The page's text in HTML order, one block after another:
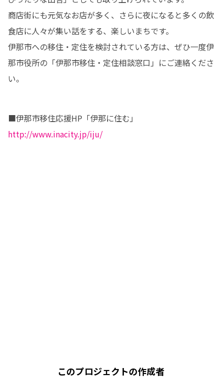
商店街にも元気なお店が多く、さらに夜になると多くの飲
食店に人々が集い話をする、楽しいまちです。
伊那市への移住・定住を検討されている方は、ぜひ一度伊
那市役所の「伊那市移住・定住相談窓口」にご連絡くださ
い。
■伊那市移住応援HP「伊那に住む」
http://www.inacity.jp/iju/
このプロジェクトの作成者